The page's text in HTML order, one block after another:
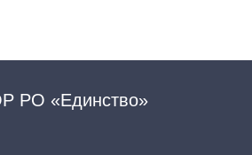
РО «Единство»